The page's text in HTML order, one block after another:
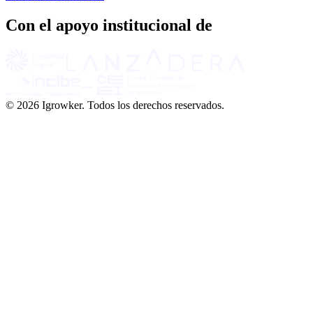
Con el apoyo institucional de
© 2026 Igrowker. Todos los derechos reservados.